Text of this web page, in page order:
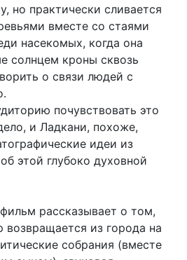
но практически сливается
вместе со стаями
насекомых, когда она
солнцем кроны сквозь
о связи людей с
почувствовать это
и Ладкани, похоже,
идеи из
этой глубоко духовной
рассказывает о том,
возвращается из города на
собрания (вместе